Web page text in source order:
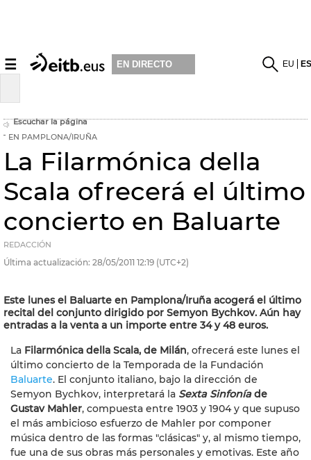
☰ EN DIRECTO EU
Escuchar la página
EN PAMPLONA/IRUÑA
La Filarmónica della
Scala ofrecerá el último
concierto en Baluarte
REDACCIÓN
Última actualización: 28/05/2011 12:19 (UTC+2)
Este lunes el Baluarte en Pamplona/Iruña acogerá el último
recital del conjunto dirigido por Semyon Bychkov. Aún hay
entradas a la venta a un importe entre 34 y 48 euros.
La Filarmónica della Scala, de Milán, ofrecerá este lunes el
último concierto de la Temporada de la Fundación
Baluarte. El conjunto italiano, bajo la dirección de
Semyon Bychkov, interpretará la Sexta Sinfoníade
Gustav Mahler, compuesta entre 1903 y 1904 y que supuso
el más ambicioso esfuerzo de Mahler por componer
música dentro de las formas "clásicas" y, al mismo tiempo,
fue una de sus obras más personales y emotivas. Este año